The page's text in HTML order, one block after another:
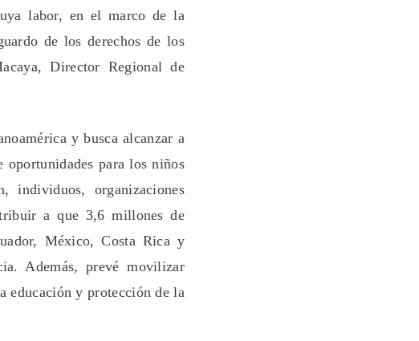
labor, en el marco de la
de los derechos de los
Director Regional de
y busca alcanzar a
para los niños
organizaciones
a que 3,6 millones de
México, Costa Rica y
Además, prevé movilizar
educación y protección de la